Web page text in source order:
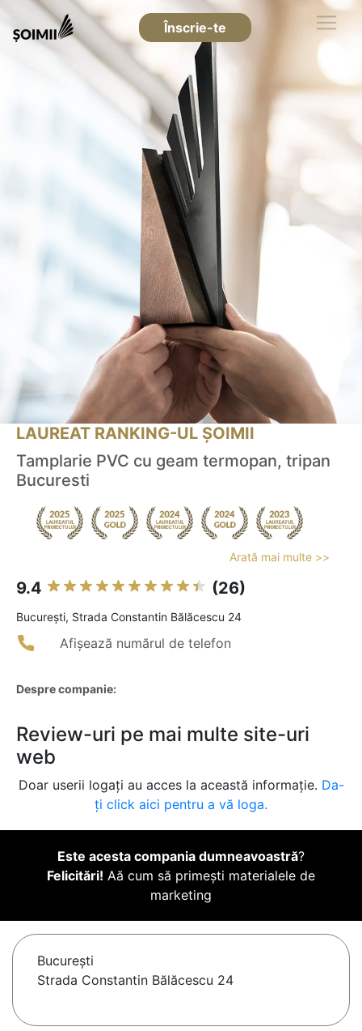
Înscrie-te
LAUREAT RANKING-UL ȘOIMII
Tamplarie PVC cu geam termopan, tripan
Bucuresti
Arată mai multe >>
9.4 (26)
Bucureşti, Strada Constantin Bălăcescu 24
Afișează numărul de telefon
Despre companie:
Review-uri pe mai multe site-uri
web
Doar userii logați au acces la această informație. Da-
ți click aici pentru a vă loga.
Este acesta compania dumneavoastră?
Felicitări! Aă cum să primești materialele de
marketing
Bucureşti
Strada Constantin Bălăcescu 24